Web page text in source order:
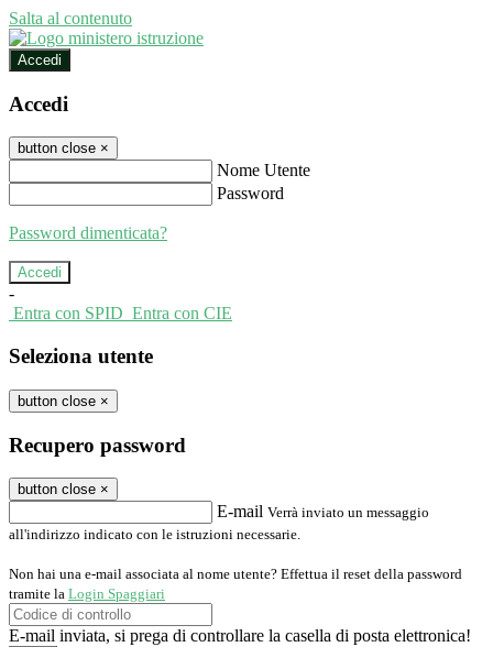
Salta al contenuto
Accedi
Accedi
button close ×
Nome Utente
Password
Password dimenticata?
-
Entra con SPID Entra con CIE
Seleziona utente
button close ×
Recupero password
button close ×
E-mail Verrà inviato un messaggio
all'indirizzo indicato con le istruzioni necessarie.
Non hai una e-mail associata al nome utente? Effettua il reset della password
tramite la Login Spaggiari
E-mail inviata, si prega di controllare la casella di posta elettronica!